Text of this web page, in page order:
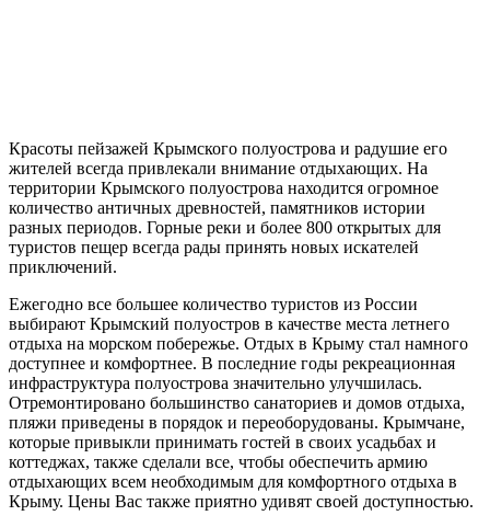
Красоты пейзажей Крымского полуострова и радушие его
жителей всегда привлекали внимание отдыхающих. На
территории Крымского полуострова находится огромное
количество античных древностей, памятников истории
разных периодов. Горные реки и более 800 открытых для
туристов пещер всегда рады принять новых искателей
приключений.
Ежегодно все большее количество туристов из России
выбирают Крымский полуостров в качестве места летнего
отдыха на морском побережье. Отдых в Крыму стал намного
доступнее и комфортнее. В последние годы рекреационная
инфраструктура полуострова значительно улучшилась.
Отремонтировано большинство санаториев и домов отдыха,
пляжи приведены в порядок и переоборудованы. Крымчане,
которые привыкли принимать гостей в своих усадьбах и
коттеджах, также сделали все, чтобы обеспечить армию
отдыхающих всем необходимым для комфортного отдыха в
Крыму. Цены Вас также приятно удивят своей доступностью.